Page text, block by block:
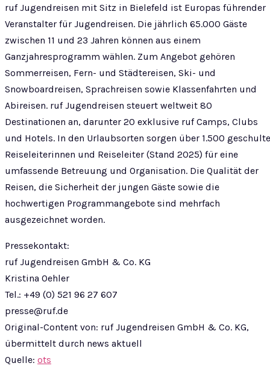
ruf Jugendreisen mit Sitz in Bielefeld ist Europas führender
Veranstalter für Jugendreisen. Die jährlich 65.000 Gäste
zwischen 11 und 23 Jahren können aus einem
Ganzjahresprogramm wählen. Zum Angebot gehören
Sommerreisen, Fern- und Städtereisen, Ski- und
Snowboardreisen, Sprachreisen sowie Klassenfahrten und
Abireisen. ruf Jugendreisen steuert weltweit 80
Destinationen an, darunter 20 exklusive ruf Camps, Clubs
und Hotels. In den Urlaubsorten sorgen über 1.500 geschulte
Reiseleiterinnen und Reiseleiter (Stand 2025) für eine
umfassende Betreuung und Organisation. Die Qualität der
Reisen, die Sicherheit der jungen Gäste sowie die
hochwertigen Programmangebote sind mehrfach
ausgezeichnet worden.
Pressekontakt:
ruf Jugendreisen GmbH & Co. KG
Kristina Oehler
Tel.: +49 (0) 521 96 27 607
presse@ruf.de
Original-Content von: ruf Jugendreisen GmbH & Co. KG,
übermittelt durch news aktuell
Quelle: ots